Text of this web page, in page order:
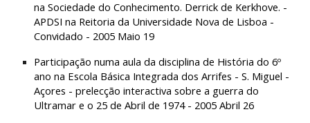
na Sociedade do Conhecimento. Derrick de Kerkhove. -
APDSI na Reitoria da Universidade Nova de Lisboa -
Convidado - 2005 Maio 19
Participação numa aula da disciplina de História do 6º
ano na Escola Básica Integrada dos Arrifes - S. Miguel -
Açores - prelecção interactiva sobre a guerra do
Ultramar e o 25 de Abril de 1974 - 2005 Abril 26